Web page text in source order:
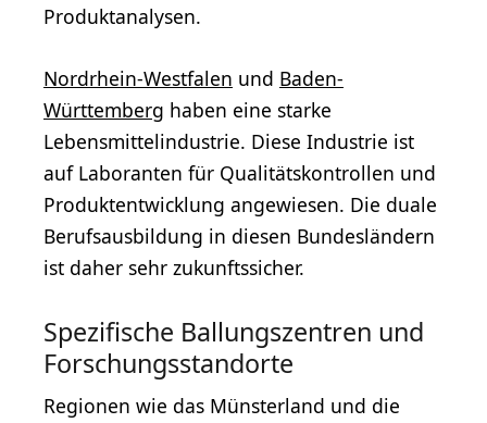
Produktanalysen.
Nordrhein-Westfalen und Baden-
Württemberg haben eine starke
Lebensmittelindustrie. Diese Industrie ist
auf Laboranten für Qualitätskontrollen und
Produktentwicklung angewiesen. Die duale
Berufsausbildung in diesen Bundesländern
ist daher sehr zukunftssicher.
Spezifische Ballungszentren und
Forschungsstandorte
Regionen wie das Münsterland und die